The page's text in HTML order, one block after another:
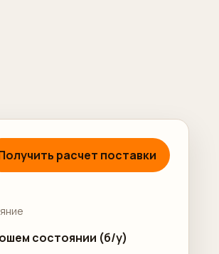
расчет поставки
состоянии (б/у)